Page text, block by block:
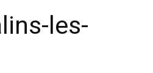
les-